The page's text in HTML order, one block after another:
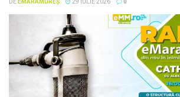
DE EMARAMUREȘ 29 IULIE 2026 0